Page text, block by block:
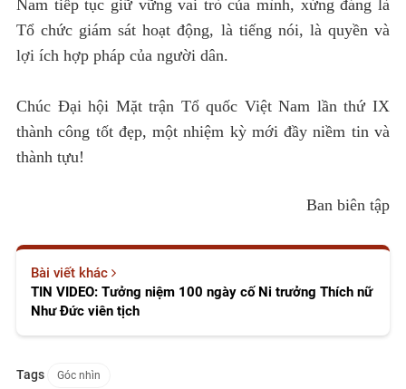
Nam tiếp tục giữ vững vai trò của mình, xứng đáng là
Tổ chức giám sát hoạt động, là tiếng nói, là quyền và
lợi ích hợp pháp của người dân.
Chúc Đại hội Mặt trận Tổ quốc Việt Nam lần thứ IX
thành công tốt đẹp, một nhiệm kỳ mới đầy niềm tin và
thành tựu!
Ban biên tập
Bài viết khác
TIN VIDEO: Tưởng niệm 100 ngày cố Ni trưởng Thích nữ
Như Đức viên tịch
Tags Góc nhìn